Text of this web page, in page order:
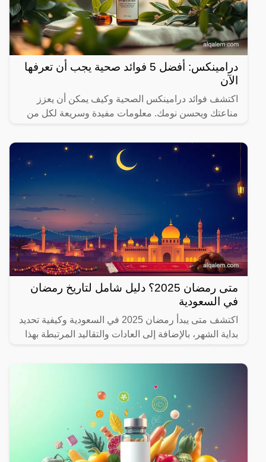
درامينكس: أفضل 5 فوائد صحية يجب أن تعرفها
الآن
اكتشف فوائد درامينكس الصحية وكيف يمكن أن يعزز
مناعتك ويحسن نومك. معلومات مفيدة وسريعة لكل من
متى رمضان 2025؟ دليل شامل لتاريخ رمضان
في السعودية
اكتشف متى يبدأ رمضان 2025 في السعودية وكيفية تحديد
بداية الشهر، بالإضافة إلى العادات والتقاليد المرتبطة بهذا